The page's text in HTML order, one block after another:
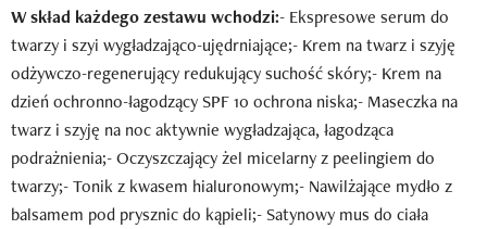
W skład każdego zestawu wchodzi:- Ekspresowe serum do
twarzy i szyi wygładzająco-ujędrniające;- Krem na twarz i szyję
odżywczo-regenerujący redukujący suchość skóry;- Krem na
dzień ochronno-łagodzący SPF 10 ochrona niska;- Maseczka na
twarz i szyję na noc aktywnie wygładzająca, łagodząca
podrażnienia;- Oczyszczający żel micelarny z peelingiem do
twarzy;- Tonik z kwasem hialuronowym;- Nawilżające mydło z
balsamem pod prysznic do kąpieli;- Satynowy mus do ciała